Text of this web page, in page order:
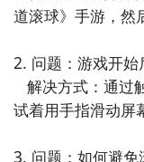
点击
智能
道滚球》手游，然
2. 问题：游戏开始
试着用手指滑动屏
3. 问题：如何避免